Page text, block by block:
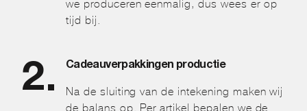
we produceren eenmalig, dus wees er op
tijd bij.
Cadeauverpakkingen productie
Na de sluiting van de intekening maken wij
de balans op. Per artikel bepalen we de